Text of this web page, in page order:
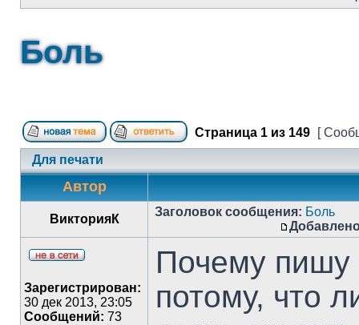
Боль
Страница 1 из 149
[
Для печати
Автор
ВикторияК
Заголовок сообщения: Боль
Зарегистрирован:
30 дек 2013, 23:05
Сообщений: 73
Почему
потому, что